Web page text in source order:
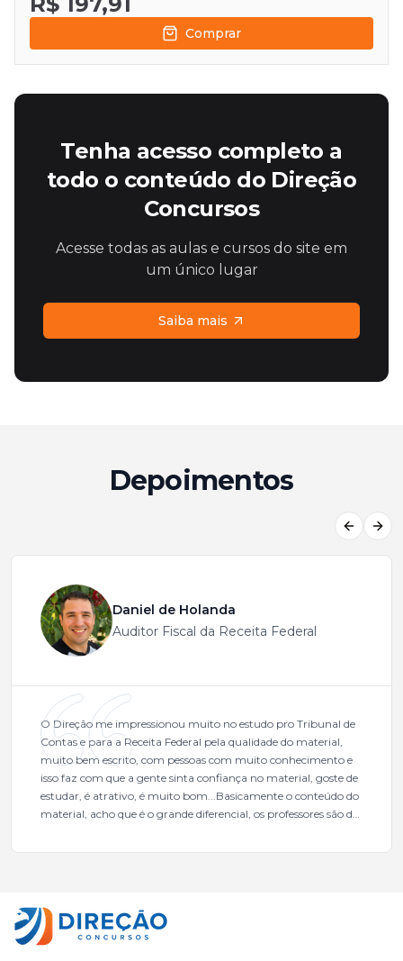
Comprar
Tenha acesso completo a
todo o conteúdo do Direção
Concursos
Acesse todas as aulas e cursos do site em
um único lugar
Saiba mais
Depoimentos
Daniel de Holanda
Auditor Fiscal da Receita Federal
O Direção me impressionou muito no estudo pro Tribunal de
Contas e para a Receita Federal pela qualidade do material,
muito bem escrito, com pessoas com muito conhecimento e
isso faz com que a gente sinta confiança no material, goste de
estudar, é atrativo, é muito bom...Basicamente o conteúdo do
material, acho que é o grande diferencial, os professores são de
mais excelentes cargos da administração pública.Eu sempre
fundamental na minha derrota no ano passado para que eu
pudesse enxergar o que eu errei e corrigir minha rota.E além
das aulas vocês(Direção Concursos), que fizeram um